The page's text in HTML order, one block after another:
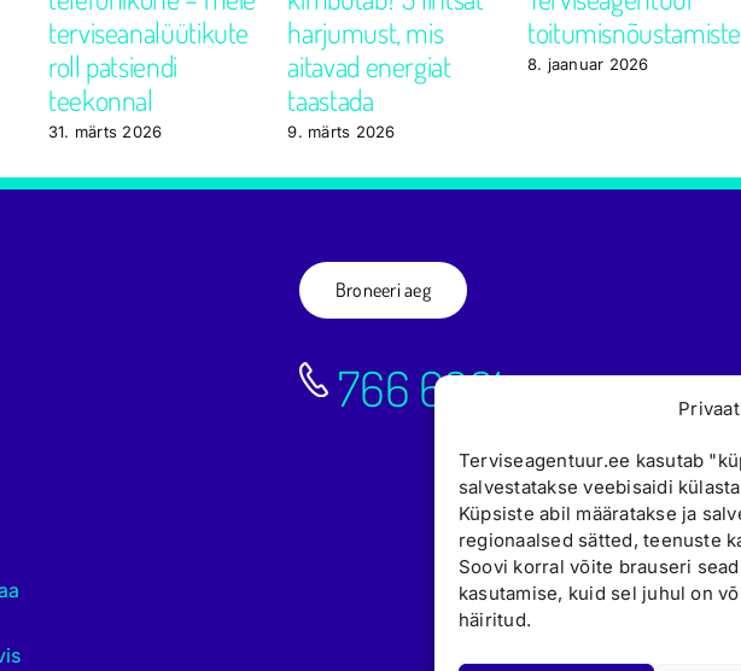
Terviseagentuur.ee kasutab
salvestatakse veebisaidi
Küpsiste abil määratakse ja
regionaalsed sätted, teenuste
Soovi korral võite brauseri
kasutamise, kuid sel juhul on
häiritud.
terviseanalüütikute
roll patsiendi
teekonnal
31. märts 2026
harjumust, mis
aitavad energiat
taastada
9. märts 2026
8. jaanuar 2026
Broneeri aeg
766 6661